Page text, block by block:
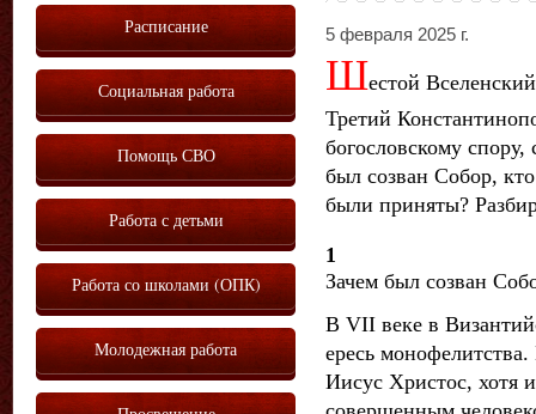
5 февраля 2025 г.
Шестой
Третий
богословскому
был созван Собор,
были приняты?
1
Зачем был созван
В VII веке в
ересь
Иисус Христос, хотя
Расписание
Социальная работа
Помощь СВО
Работа с детьми
Работа со школами (ОПК)
Молодежная работа